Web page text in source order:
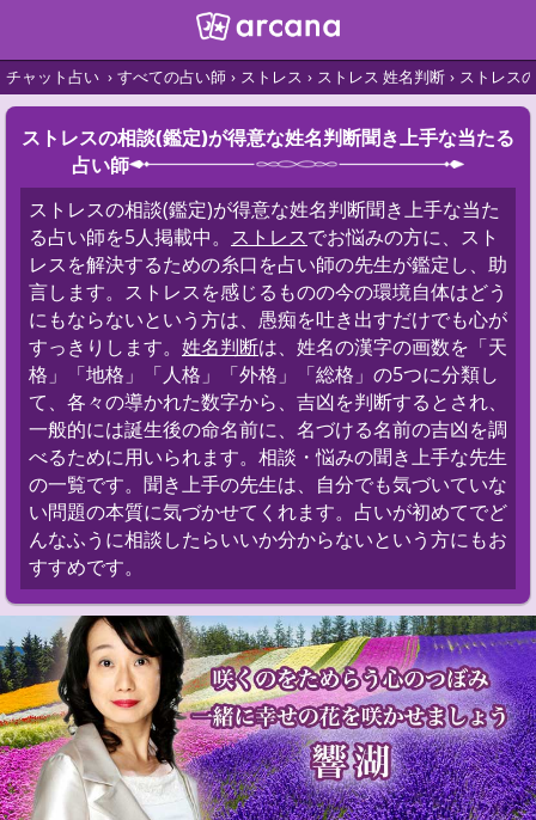
チャット占い すべての占い師 ストレス ストレス 姓名判断 ストレス
ストレスの相談(鑑定)が得意な姓名判断聞き上手な当たる
占い師
ストレスの相談(鑑定)が得意な姓名判断聞き上手な当た
る占い師を5人掲載中。 ストレスでお悩みの方に、スト
レスを解決するための糸口を占い師の先生が鑑定し、助
言します。ストレスを感じるものの今の環境自体はどう
にもならないという方は、愚痴を吐き出すだけでも心が
すっきりします。 姓名判断は、姓名の漢字の画数を「天
格」「地格」「人格」「外格」「総格」の5つに分類し
て、各々の導かれた数字から、吉凶を判断するとされ、
一般的には誕生後の命名前に、名づける名前の吉凶を調
べるために用いられます。相談・悩みの聞き上手な先生
の一覧です。聞き上手の先生は、自分でも気づいていな
い問題の本質に気づかせてくれます。占いが初めてでど
んなふうに相談したらいいか分からないという方にもお
すすめです。